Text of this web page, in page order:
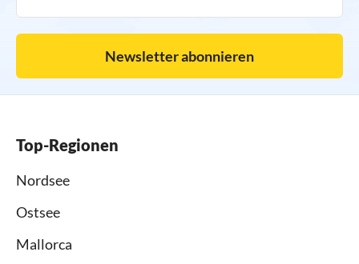
Newsletter abonnieren
Top-Regionen
Nordsee
Ostsee
Mallorca